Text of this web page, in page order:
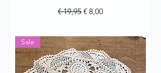
Normale prijs
€ 19,95 Verkoopprijs
€ 8,00
Sale